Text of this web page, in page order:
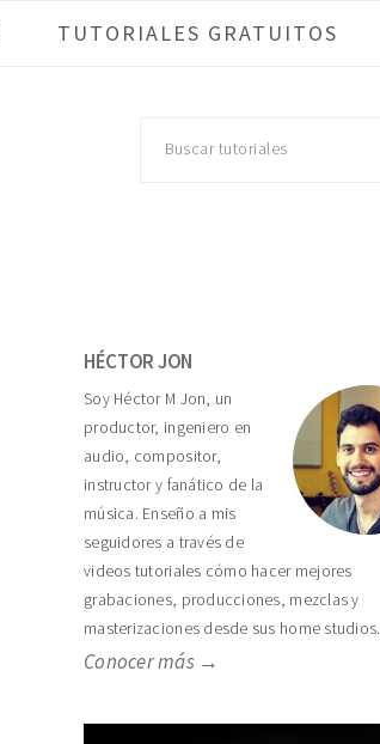
TUTORIALES GRATUITOS
Sidebar
HÉCTOR JON
Soy Héctor M Jon, un
productor, ingeniero en
audio, compositor,
instructor y fanático de la
música. Enseño a mis
seguidores a través de
videos tutoriales cómo hacer mejores
grabaciones, producciones, mezclas y
masterizaciones desde sus home studios.
Conocer más →